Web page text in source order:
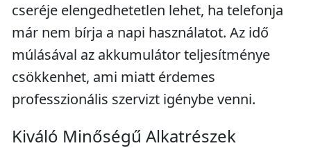
cseréje elengedhetetlen lehet, ha telefonja
már nem bírja a napi használatot. Az idő
múlásával az akkumulátor teljesítménye
csökkenhet, ami miatt érdemes
professzionális szervizt igénybe venni.
Kiváló Minőségű Alkatrészek